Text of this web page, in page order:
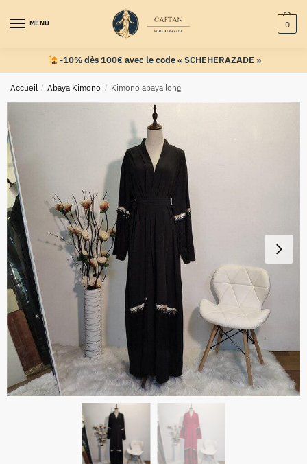
MENU 0
-10% dès 100€ avec le code « SCHEHERAZADE »
Accueil / Abaya Kimono / Kimono abaya long